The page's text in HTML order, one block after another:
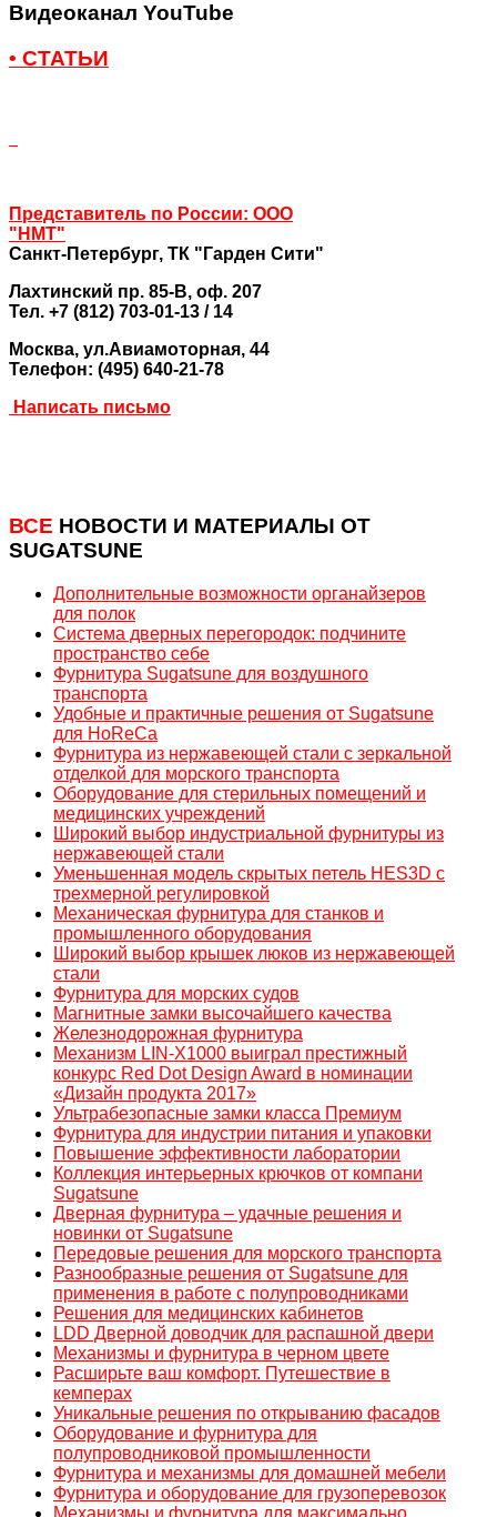
Видеоканал YouTube
• СТАТЬИ
Представитель по России: ООО
"НМТ"
Санкт-Петербург, ТК "Гарден Сити"
Лахтинский пр. 85-В, оф. 207
Тел. +7 (812) 703-01-13 / 14
Москва, ул.Авиамоторная, 44
Телефон: (495) 640-21-78
Написать письмо
ВСЕ НОВОСТИ И МАТЕРИАЛЫ ОТ
SUGATSUNE
Дополнительные возможности органайзеров
для полок
Система дверных перегородок: подчините
пространство себе
Фурнитура Sugatsune для воздушного
транспорта
Удобные и практичные решения от Sugatsune
для HoReCa
Фурнитура из нержавеющей стали c зеркальной
отделкой для морского транспорта
Оборудование для стерильных помещений и
медицинских учреждений
Широкий выбор индустриальной фурнитуры из
нержавеющей стали
Уменьшенная модель скрытых петель HES3D с
трехмерной регулировкой
Механическая фурнитура для станков и
промышленного оборудования
Широкий выбор крышек люков из нержавеющей
стали
Фурнитура для морских судов
Магнитные замки высочайшего качества
Железнодорожная фурнитура
Механизм LIN-X1000 выиграл престижный
конкурс Red Dot Design Award в номинации
«Дизайн продукта 2017»
Ультрабезопасные замки класса Премиум
Фурнитура для индустрии питания и упаковки
Повышение эффективности лаборатории
Коллекция интерьерных крючков от компани
Sugatsune
Дверная фурнитура – удачные решения и
новинки от Sugatsune
Передовые решения для морского транспорта
Разнообразные решения от Sugatsune для
применения в работе с полупроводниками
Решения для медицинских кабинетов
LDD Дверной доводчик для распашной двери
Механизмы и фурнитура в черном цвете
Расширьте ваш комфорт. Путешествие в
кемперах
Уникальные решения по открыванию фасадов
Оборудование и фурнитура для
полупроводниковой промышленности
Фурнитура и механизмы для домашней мебели
Фурнитура и оборудование для грузоперевозок
Механизмы и фурнитура для максимально